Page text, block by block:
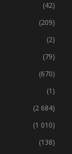
(42)
(209)
(2)
(79)
(670)
(1)
(2 684)
(1 010)
(138)